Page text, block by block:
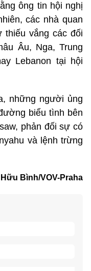
ông tin hội nghị
các nhà quan
vắng các đối
Âu, Nga, Trung
Lebanon tại hội
những người ủng
biểu tình bên
phản đối sự có
và lệnh trừng
Bình/VOV-Praha